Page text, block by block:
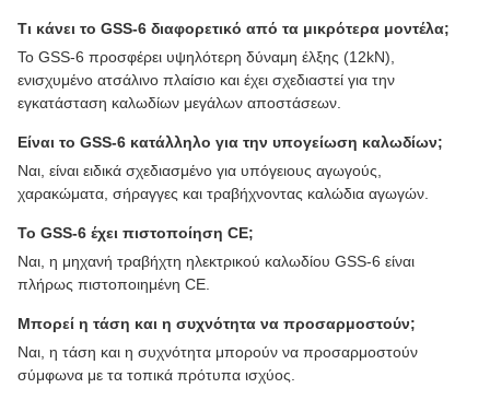
Τι κάνει το GSS-6 διαφορετικό από τα μικρότερα μοντέλα;
Το GSS-6 προσφέρει υψηλότερη δύναμη έλξης (12kN),
ενισχυμένο ατσάλινο πλαίσιο και έχει σχεδιαστεί για την
εγκατάσταση καλωδίων μεγάλων αποστάσεων.
Είναι το GSS-6 κατάλληλο για την υπογείωση καλωδίων;
Ναι, είναι ειδικά σχεδιασμένο για υπόγειους αγωγούς,
χαρακώματα, σήραγγες και τραβήχνοντας καλώδια αγωγών.
Το GSS-6 έχει πιστοποίηση CE;
Ναι, η μηχανή τραβήχτη ηλεκτρικού καλωδίου GSS-6 είναι
πλήρως πιστοποιημένη CE.
Μπορεί η τάση και η συχνότητα να προσαρμοστούν;
Ναι, η τάση και η συχνότητα μπορούν να προσαρμοστούν
σύμφωνα με τα τοπικά πρότυπα ισχύος.